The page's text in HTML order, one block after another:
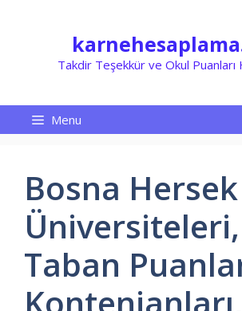
Takdir Teşekkür ve Okul Puanları
Menu
Bosna Hersek
Üniversiteleri,
Taban